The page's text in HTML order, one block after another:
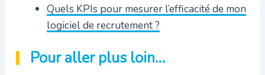
Quels KPIs pour mesurer l’efficacité de mon
logiciel de recrutement ?
Pour aller plus loin…